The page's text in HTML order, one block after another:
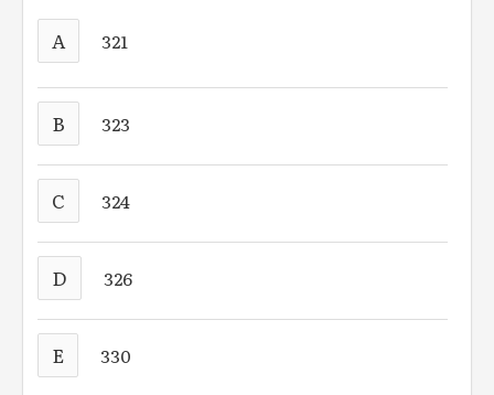
A 321
B 323
C 324
D 326
E 330